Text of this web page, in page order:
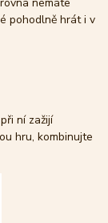
pohodlně hrát i v
ní zažijí
hru, kombinujte